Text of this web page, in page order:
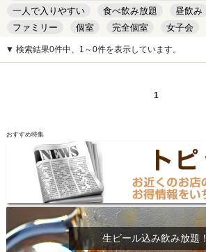
一人で入りやすい
食べ飲み放題 昼飲み
ファミリー
個室 完全個室 女子会
キッズルーム
安い デート
▼ 検索結果0件中、1～0件を表示しています。
1
おすすめ特集
生ビール込み飲み放題！